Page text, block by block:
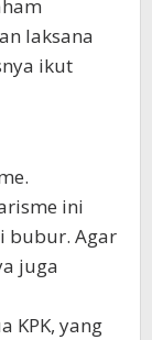
laksana
ikut
ini
bubur. Agar
juga
KPK, yang